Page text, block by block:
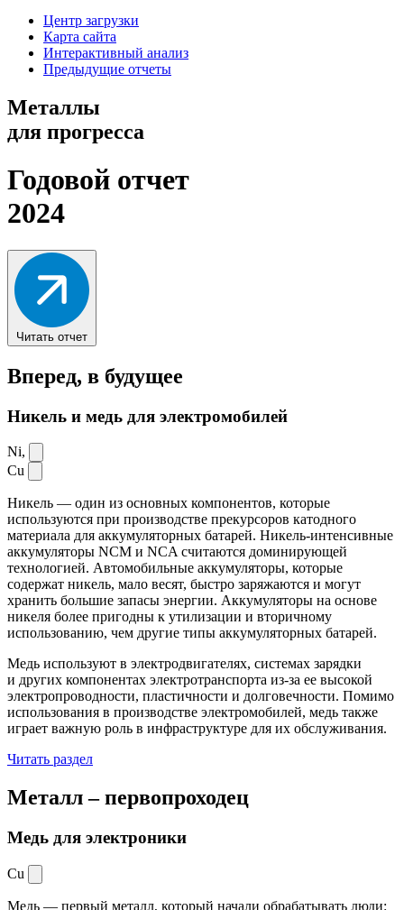
Центр загрузки
Карта сайта
Интерактивный анализ
Предыдущие отчеты
Металлы
для прогресса
Годовой отчет
2024
Читать отчет
Вперед, в будущее
Никель и медь для электромобилей
Ni,
Cu
Никель — один из основных компонентов, которые
используются при производстве прекурсоров катодного
материала для аккумуляторных батарей. Никель-интенсивные
аккумуляторы NCM и NCA считаются доминирующей
технологией. Автомобильные аккумуляторы, которые
содержат никель, мало весят, быстро заряжаются и могут
хранить большие запасы энергии. Аккумуляторы на основе
никеля более пригодны к утилизации и вторичному
использованию, чем другие типы аккумуляторных батарей.
Медь используют в электродвигателях, системах зарядки
и других компонентах электротранспорта из-за ее высокой
электропроводности, пластичности и долговечности. Помимо
использования в производстве электромобилей, медь также
играет важную роль в инфраструктуре для их обслуживания.
Читать раздел
Металл –первопроходец
Медь для электроники
Cu
Медь — первый металл, который начали обрабатывать люди: